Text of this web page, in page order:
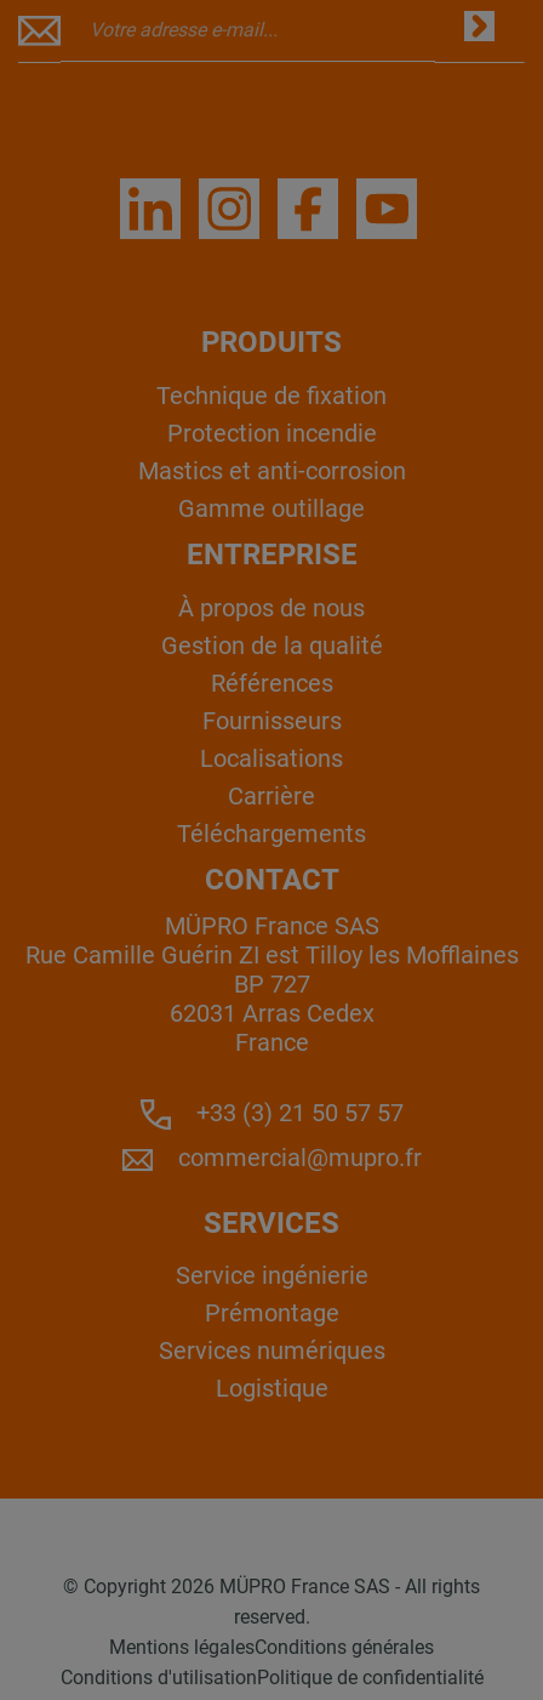
PRODUITS
Technique de fixation
Protection incendie
Mastics et anti-corrosion
Gamme outillage
ENTREPRISE
À propos de nous
Gestion de la qualité
Références
Fournisseurs
Localisations
Carrière
Téléchargements
CONTACT
MÜPRO France SAS
Rue Camille Guérin ZI est Tilloy les Mofflaines
BP 727
62031 Arras Cedex
France
+33 (3) 21 50 57 57
commercial@mupro.fr
SERVICES
Service ingénierie
Prémontage
Services numériques
Logistique
© Copyright 2026 MÜPRO France SAS - All rights
reserved.
Mentions légalesConditions générales
Conditions d'utilisationPolitique de confidentialité